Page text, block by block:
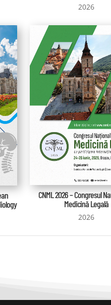
2026
CNML 2026 – Congresul
Medicină Legală
2026